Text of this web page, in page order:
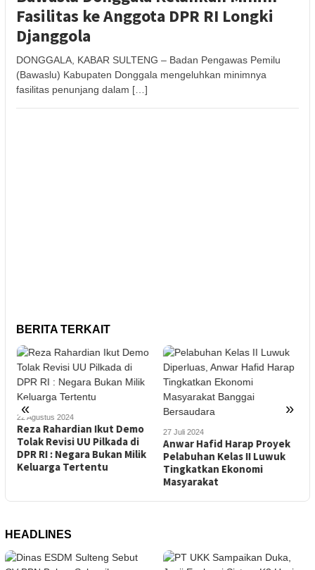
Fasilitas ke Anggota DPR RI Longki
Djanggola
DONGGALA, KABAR SULTENG – Badan Pengawas Pemilu
(Bawaslu) Kabupaten Donggala mengeluhkan minimnya
fasilitas penunjang dalam […]
BERITA TERKAIT
« »
22 Agustus 2024
Reza Rahardian Ikut Demo
Tolak Revisi UU Pilkada di
DPR RI : Negara Bukan Milik
Keluarga Tertentu
27 Juli 2024
Anwar Hafid Harap Proyek
Pelabuhan Kelas II Luwuk
Tingkatkan Ekonomi
Masyarakat
HEADLINES